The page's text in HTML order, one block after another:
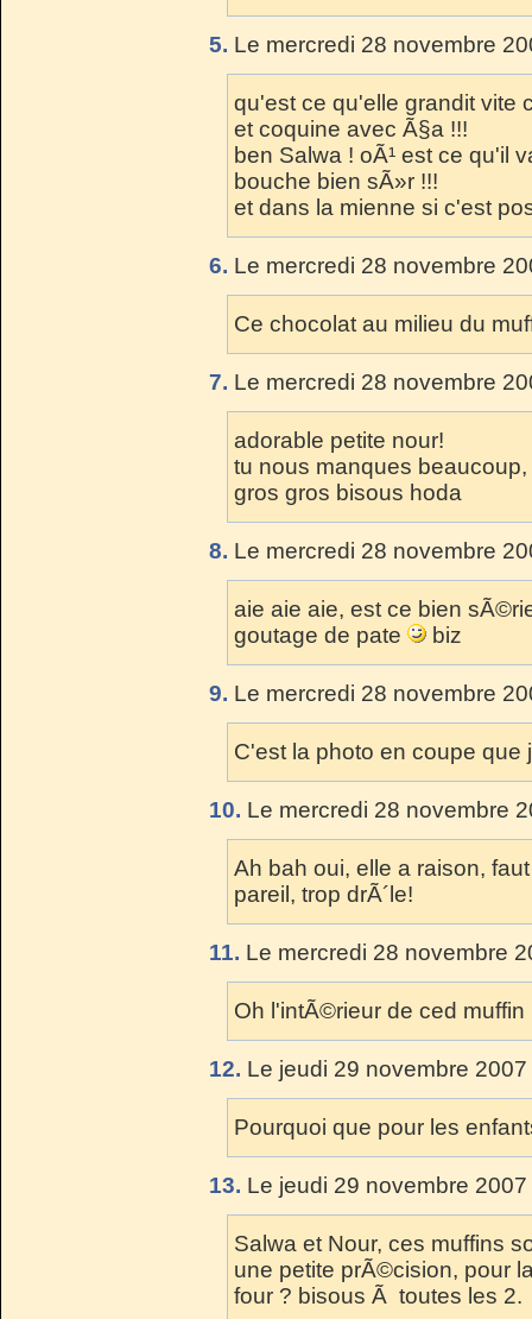
5. Le mercredi 28 novembre
qu'est ce qu'elle grandit vite
et coquine avec Ã§a !!!
ben Salwa ! oÃ¹ est ce qu'il
bouche bien sÃ»r !!!
et dans la mienne si c'est
6. Le mercredi 28 novembre
Ce chocolat au milieu du
7. Le mercredi 28 novembre
adorable petite nour!
tu nous manques
gros gros bisous hoda
8. Le mercredi 28 novembre
aie aie aie, est ce bien
goutage de pate
biz
9. Le mercredi 28 novembre
C'est la photo en coupe que
10. Le mercredi 28 novembre
Ah bah oui, elle a raison,
pareil, trop drÃ´le!
11. Le mercredi 28 novembre
Oh l'intÃ©rieur de ced muffin
12. Le jeudi 29 novembre
Pourquoi que pour les
13. Le jeudi 29 novembre
Salwa et Nour, ces muffins
une petite prÃ©cision, pour
four ? bisous Ã toutes les 2.